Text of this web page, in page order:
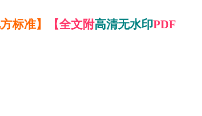
标准】 【全文附高清无水印PDF